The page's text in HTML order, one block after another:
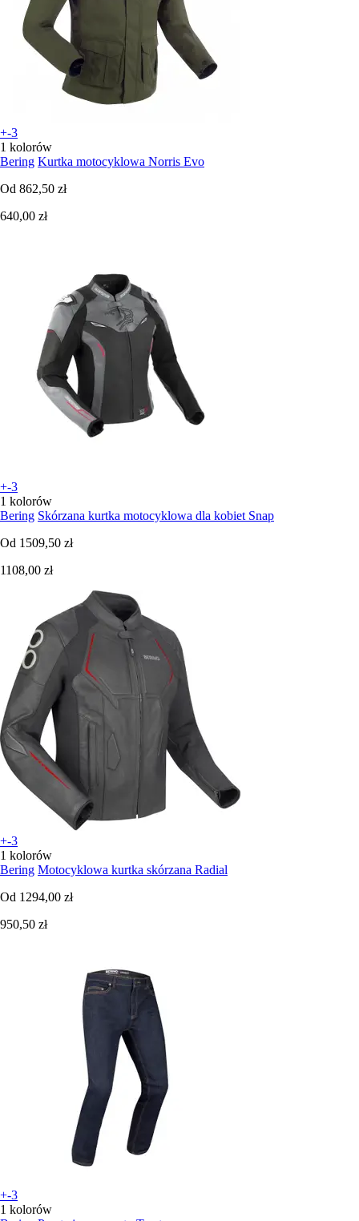
+-3
1 kolorów
Bering Kurtka motocyklowa Norris Evo
Od 862,50 zł
640,00 zł
+-3
1 kolorów
Bering Skórzana kurtka motocyklowa dla kobiet Snap
Od 1509,50 zł
1108,00 zł
+-3
1 kolorów
Bering Motocyklowa kurtka skórzana Radial
Od 1294,00 zł
950,50 zł
+-3
1 kolorów